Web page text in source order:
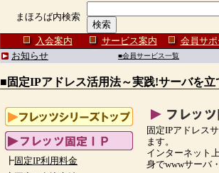
まほろば内検索
入会案内 サービス案内
会員サ
お知らせ
■会員サービス一覧
■固定IPアドレス活用法～実践!サーバを立
┣固定IP利用料金
固定IPアドレス
ます。
インターネット
身でwwwサーバ